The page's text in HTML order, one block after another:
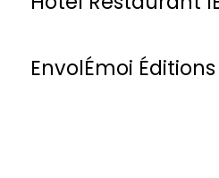
EnvolÉmoi Éditions